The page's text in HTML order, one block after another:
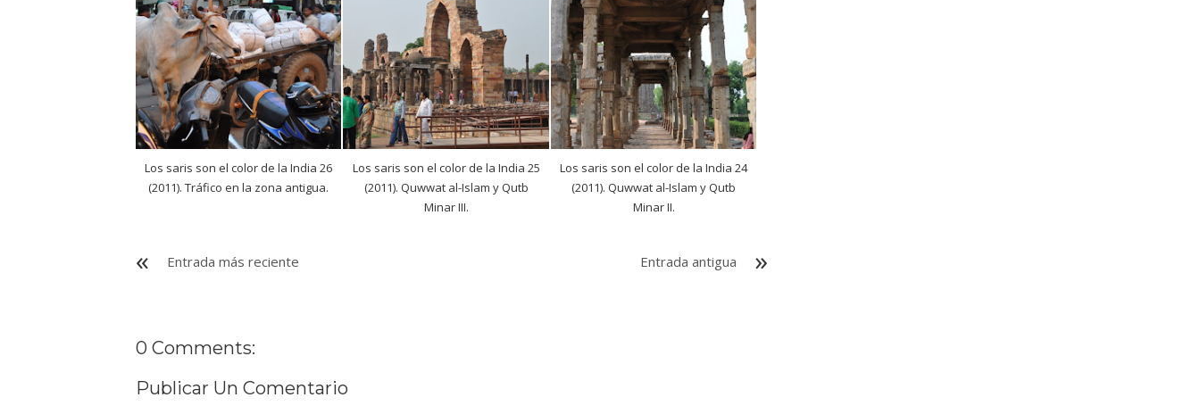
Los saris son el color de la India 26
(2011). Tráfico en la zona antigua.
Los saris son el color de la India 25
(2011). Quwwat al-Islam y Qutb
Minar III.
Los saris son el color de la India 24
(2011). Quwwat al-Islam y Qutb
Minar II.
Entrada más reciente Entrada antigua
0 Comments:
Publicar Un Comentario